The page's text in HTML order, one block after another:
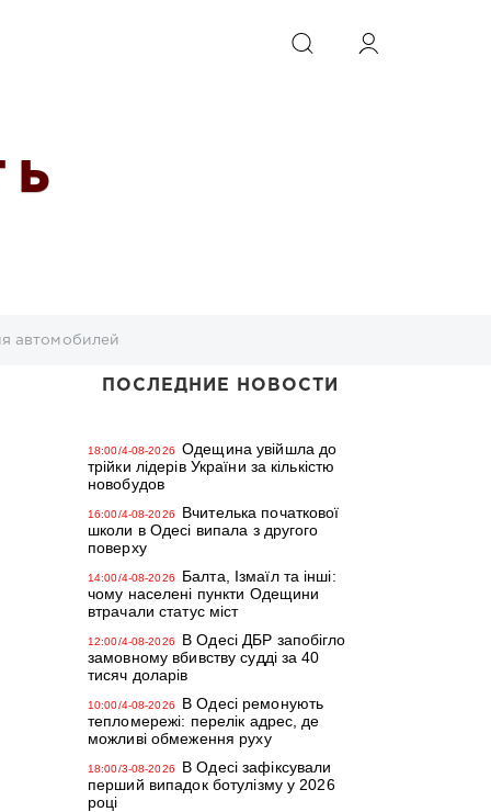
ИСКАТЬ
Ь
автомобилей
ПОСЛЕДНИЕ НОВОСТИ
18:00/4-08-2026
Одещина увійшла до
трійки лідерів України за кількістю
новобудов
16:00/4-08-2026
Вчителька початкової
школи в Одесі випала з другого
поверху
14:00/4-08-2026
Балта, Ізмаїл та інші:
чому населені пункти Одещини
втрачали статус міст
12:00/4-08-2026
В Одесі ДБР запобігло
замовному вбивству судді за 40
тисяч доларів
10:00/4-08-2026
В Одесі ремонують
тепломережі: перелік адрес, де
можливі обмеження руху
18:00/3-08-2026
В Одесі зафіксували
перший випадок ботулізму у 2026
році